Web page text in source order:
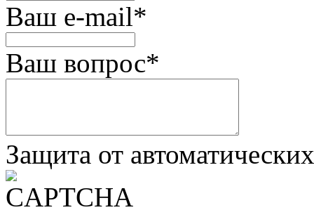
Ваш e-mail*
Ваш вопрос*
Защита от